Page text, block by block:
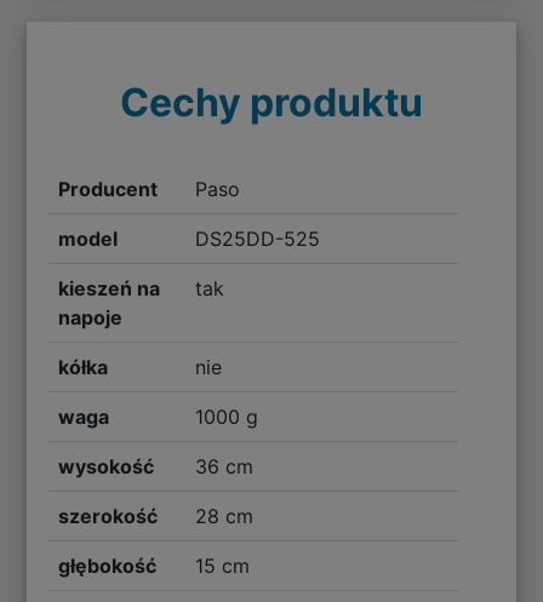
Cechy produktu
Producent Paso
model DS25DD-525
kieszeń na
napoje
tak
kółka nie
waga 1000 g
wysokość 36 cm
szerokość 28 cm
głębokość 15 cm